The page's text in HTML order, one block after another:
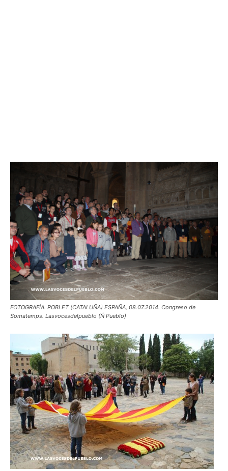
FOTOGRAFÍA. POBLET (CATALUÑA) ESPAÑA, 08.07.2014. Congreso de
Somatemps. Lasvocesdelpueblo (Ñ Pueblo)